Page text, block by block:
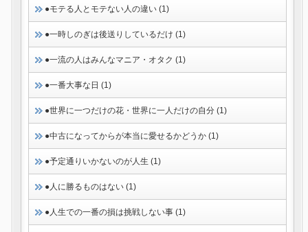
●モテる人とモテない人の違い (1)
●一時しのぎは後送りしているだけ (1)
●一流の人はみんなマニア・オタク (1)
●一番大事な日 (1)
●世界に一つだけの花・世界に一人だけの自分 (1)
●中古になってからが本当に愛せるかどうか (1)
●予定通りいかないのが人生 (1)
●人に勝るものはない (1)
●人生での一番の損は挑戦しない事 (1)